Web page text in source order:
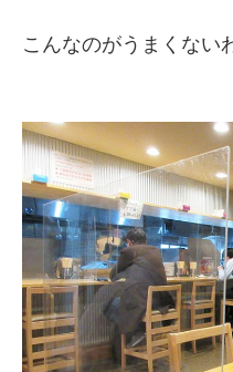
こんなのがうまくない